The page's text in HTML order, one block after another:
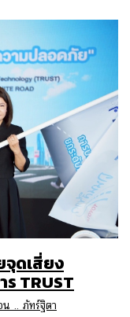
จุดเสี่ยง
ร TRUST
น .. ภัทร์ฐิตา